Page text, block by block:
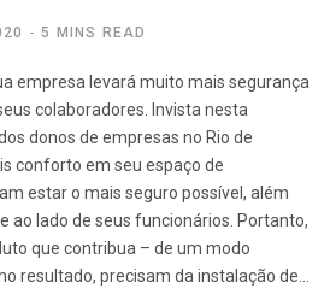
5 MINS READ
empresa levará muito mais segurança
colaboradores. Invista nesta
donos de empresas no Rio de
conforto em seu espaço de
estar o mais seguro possível, além
ao lado de seus funcionários. Portanto,
que contribua – de um modo
resultado, precisam da instalação de…